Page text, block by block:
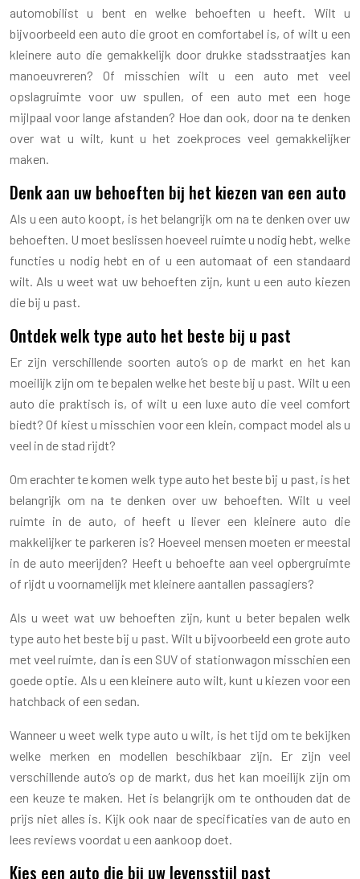
automobilist u bent en welke behoeften u heeft. Wilt u
bijvoorbeeld een auto die groot en comfortabel is, of wilt u een
kleinere auto die gemakkelijk door drukke stadsstraatjes kan
manoeuvreren? Of misschien wilt u een auto met veel
opslagruimte voor uw spullen, of een auto met een hoge
mijlpaal voor lange afstanden? Hoe dan ook, door na te denken
over wat u wilt, kunt u het zoekproces veel gemakkelijker
maken.
Denk aan uw behoeften bij het kiezen van een auto
Als u een auto koopt, is het belangrijk om na te denken over uw
behoeften. U moet beslissen hoeveel ruimte u nodig hebt, welke
functies u nodig hebt en of u een automaat of een standaard
wilt. Als u weet wat uw behoeften zijn, kunt u een auto kiezen
die bij u past.
Ontdek welk type auto het beste bij u past
Er zijn verschillende soorten auto’s op de markt en het kan
moeilijk zijn om te bepalen welke het beste bij u past. Wilt u een
auto die praktisch is, of wilt u een luxe auto die veel comfort
biedt? Of kiest u misschien voor een klein, compact model als u
veel in de stad rijdt?
Om erachter te komen welk type auto het beste bij u past, is het
belangrijk om na te denken over uw behoeften. Wilt u veel
ruimte in de auto, of heeft u liever een kleinere auto die
makkelijker te parkeren is? Hoeveel mensen moeten er meestal
in de auto meerijden? Heeft u behoefte aan veel opbergruimte
of rijdt u voornamelijk met kleinere aantallen passagiers?
Als u weet wat uw behoeften zijn, kunt u beter bepalen welk
type auto het beste bij u past. Wilt u bijvoorbeeld een grote auto
met veel ruimte, dan is een SUV of stationwagon misschien een
goede optie. Als u een kleinere auto wilt, kunt u kiezen voor een
hatchback of een sedan.
Wanneer u weet welk type auto u wilt, is het tijd om te bekijken
welke merken en modellen beschikbaar zijn. Er zijn veel
verschillende auto’s op de markt, dus het kan moeilijk zijn om
een keuze te maken. Het is belangrijk om te onthouden dat de
prijs niet alles is. Kijk ook naar de specificaties van de auto en
lees reviews voordat u een aankoop doet.
Kies een auto die bij uw levensstijl past